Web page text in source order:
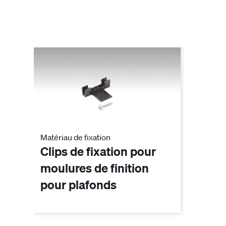
Matériau de fixation
Clips de fixation pour
moulures de finition
pour plafonds